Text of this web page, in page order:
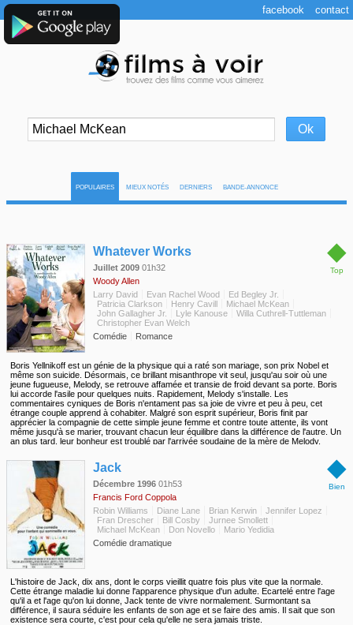
POPULAIRES MIEUX NOTÉS DERNIERS BANDE-ANNONCE
◆
Top
Whatever Works
Juillet 2009 01h32
Woody Allen
Larry David
Evan Rachel Wood
Ed Begley Jr.
Patricia Clarkson
Henry Cavill
Michael McKean
John Gallagher Jr.
Lyle Kanouse
Willa Cuthrell-Tuttleman
Christopher Evan Welch
Comédie
Romance
Boris Yellnikoff est un génie de la physique qui a raté son mariage, son prix Nobel et
même son suicide. Désormais, ce brillant misanthrope vit seul, jusqu'au soir où une
jeune fugueuse, Melody, se retrouve affamée et transie de froid devant sa porte. Boris
lui accorde l'asile pour quelques nuits. Rapidement, Melody s'installe. Les
commentaires cyniques de Boris n'entament pas sa joie de vivre et peu à peu, cet
étrange couple apprend à cohabiter. Malgré son esprit supérieur, Boris finit par
apprécier la compagnie de cette simple jeune femme et contre toute attente, ils vont
même jusqu'à se marier, trouvant chacun leur équilibre dans la différence de l'autre. Un
an plus tard, leur bonheur est troublé par l'arrivée soudaine de la mère de Melody,
que sa fille est non seulement mariée, mais que son époux est un vieil excentrique bien
plus âgé qu'elle, Marietta s'évanouit. Pour détendre l'atmosphère, Boris emmène
Melody et sa mère au restaurant avec un ami, Leo Brockman...
◆
Bien
Jack
Décembre 1996 01h53
Francis Ford Coppola
Robin Williams
Diane Lane Brian Kerwin
Jennifer Lopez
Fran Drescher
Bill Cosby
Jurnee Smollett
Michael McKean
Don Novello
Mario Yedidia
Comédie dramatique
L'histoire de Jack, dix ans, dont le corps vieillit quatre fois plus vite que la normale.
Cette étrange maladie lui donne l'apparence physique d'un adulte. Ecartelé entre l'age
qu'il a et l'age qu'on lui donne, Jack tente de vivre normalement. Surmontant sa
différence, il saura séduire les enfants de son age et se faire des amis. Il sait que son
existence sera courte, c'est pour cela qu'elle ne sera jamais triste.
facebook contact